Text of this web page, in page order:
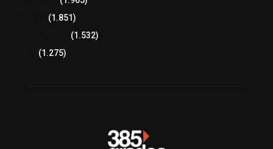
(1.851)
(1.532)
(1.275)